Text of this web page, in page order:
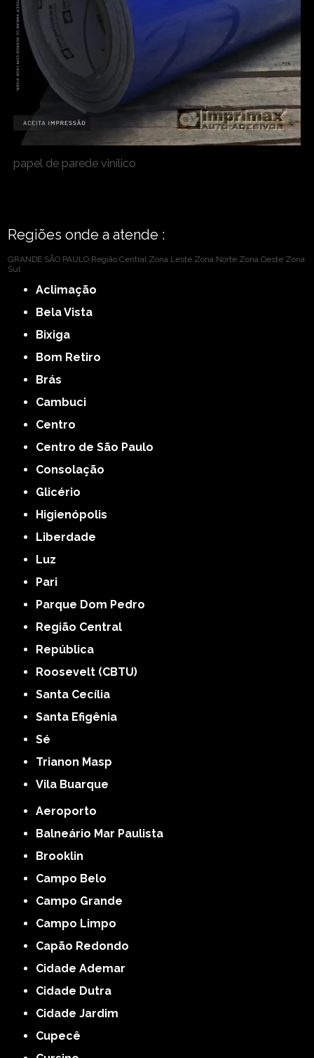
papel de parede vinílico
Regiões onde a atende :
GRANDE SÃO PAULO Região Central Zona Leste Zona Norte Zona Oeste Zona
Sul
Aclimação
Bela Vista
Bixiga
Bom Retiro
Brás
Cambuci
Centro
Centro de São Paulo
Consolação
Glicério
Higienópolis
Liberdade
Luz
Pari
Parque Dom Pedro
Região Central
República
Roosevelt (CBTU)
Santa Cecília
Santa Efigênia
Sé
Trianon Masp
Vila Buarque
Aeroporto
Balneário Mar Paulista
Brooklin
Campo Belo
Campo Grande
Campo Limpo
Capão Redondo
Cidade Ademar
Cidade Dutra
Cidade Jardim
Cupecê